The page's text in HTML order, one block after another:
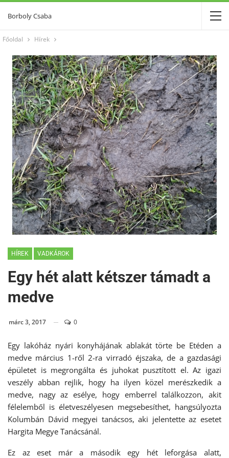
Borboly Csaba
Főoldal Hírek
HÍREK VADKÁROK
Egy hét alatt kétszer támadt a
medve
márc 3, 2017 0
Egy lakóház nyári konyhájának ablakát törte be Etéden a
medve március 1-ről 2-ra virradó éjszaka, de a gazdasági
épületet is megrongálta és juhokat pusztított el. Az igazi
veszély abban rejlik, hogy ha ilyen közel merészkedik a
medve, nagy az esélye, hogy emberrel találkozzon, akit
félelemből is életveszélyesen megsebesíthet, hangsúlyozta
Kolumbán Dávid megyei tanácsos, aki jelentette az esetet
Hargita Megye Tanácsánál.
Ez az eset már a második egy hét leforgása alatt,